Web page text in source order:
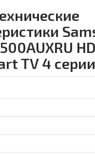
TV 4 серии